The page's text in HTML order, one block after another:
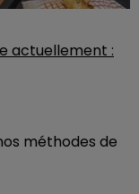
actuellement :
méthodes de